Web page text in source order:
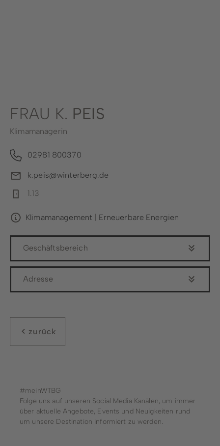
Bauhof
FRAU K. PEIS
Klimamanagerin
02981 800370
k.peis@winterberg.de
1.13
Klimamanagement Erneuerbare Energien
Geschäftsbereich
Adresse
zurück
#meinWTBG
Folge uns auf unseren Social Media Kanälen, um immer
über aktuelle Angebote, Events und Neuigkeiten rund
um unsere Destination informiert zu werden.